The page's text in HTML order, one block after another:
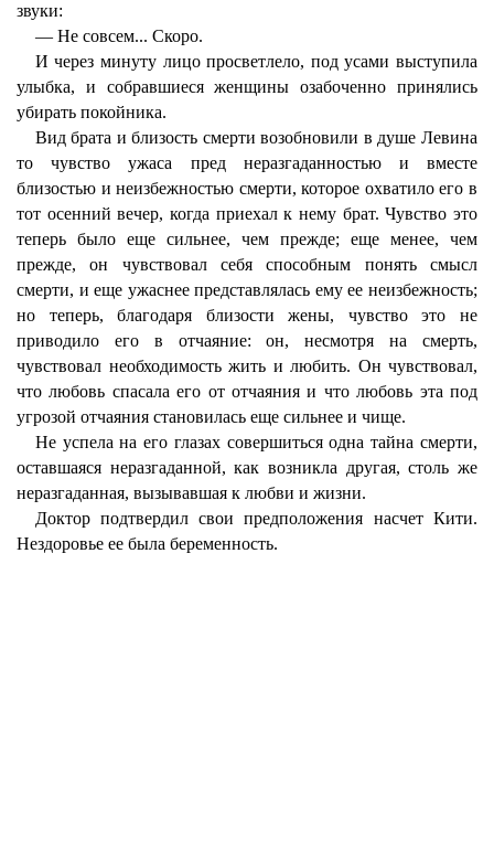
звуки:
— Не совсем... Скоро.
И через минуту лицо просветлело, под усами выступила
улыбка, и собравшиеся женщины озабоченно принялись
убирать покойника.
Вид брата и близость смерти возобновили в душе Левина
то чувство ужаса пред неразгаданностью и вместе
близостью и неизбежностью смерти, которое охватило его в
тот осенний вечер, когда приехал к нему брат. Чувство это
теперь было еще сильнее, чем прежде; еще менее, чем
прежде, он чувствовал себя способным понять смысл
смерти, и еще ужаснее представлялась ему ее неизбежность;
но теперь, благодаря близости жены, чувство это не
приводило его в отчаяние: он, несмотря на смерть,
чувствовал необходимость жить и любить. Он чувствовал,
что любовь спасала его от отчаяния и что любовь эта под
угрозой отчаяния становилась еще сильнее и чище.
Не успела на его глазах совершиться одна тайна смерти,
оставшаяся неразгаданной, как возникла другая, столь же
неразгаданная, вызывавшая к любви и жизни.
Доктор подтвердил свои предположения насчет Кити.
Нездоровье ее была беременность.